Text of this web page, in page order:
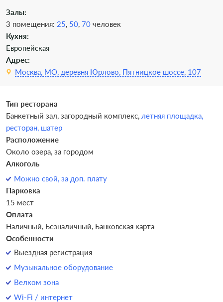
Залы:
3 помещения: 25, 50, 70 человек
Кухня:
Европейская
Адрес:
Москва, МО, деревня Юрлово, Пятницкое шоссе, 107
Тип ресторана
Банкетный зал, загородный комплекс, летняя площадка,
ресторан, шатер
Расположение
Около озера, за городом
Алкоголь
Можно свой, за доп. плату
Парковка
15 мест
Оплата
Наличный, Безналичный, Банковская карта
Особенности
Выездная регистрация
Музыкальное оборудование
Велком зона
Wi-Fi / интернет